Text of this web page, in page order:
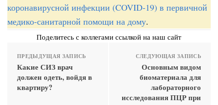
коронавирусной инфекции (COVID-19) в первичной
медико-санитарной помощи на дому.
Поделитесь с коллегами ссылкой на наш сайт
ПРЕДЫДУЩАЯ ЗАПИСЬ
Какие СИЗ врач
должен одеть, войдя в
квартиру?
СЛЕДУЮЩАЯ ЗАПИСЬ
Основным видом
биоматериала для
лабораторного
исследования ПЦР при